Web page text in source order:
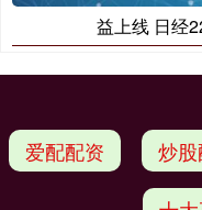
益上线 日经
爱配配资 炒